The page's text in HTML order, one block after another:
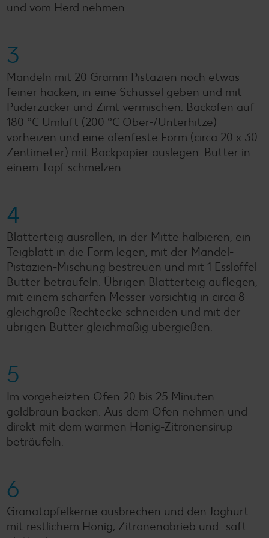
und vom Herd nehmen.
3
Mandeln mit 20 Gramm Pistazien noch etwas
feiner hacken, in eine Schüssel geben und mit
Puderzucker und Zimt vermischen. Backofen auf
180 °C Umluft (200 °C Ober-/Unterhitze)
vorheizen und eine ofenfeste Form (circa 20 x 30
Zentimeter) mit Backpapier auslegen. Butter in
einem Topf schmelzen.
4
Blätterteig ausrollen, in der Mitte halbieren, ein
Teigblatt in die Form legen, mit der Mandel-
Pistazien-Mischung bestreuen und mit 1 Esslöffel
Butter beträufeln. Übrigen Blätterteig auflegen,
mit einem scharfen Messer vorsichtig in circa 8
gleichgroße Rechtecke schneiden und mit der
übrigen Butter gleichmäßig übergießen.
5
Im vorgeheizten Ofen 20 bis 25 Minuten
goldbraun backen. Aus dem Ofen nehmen und
direkt mit dem warmen Honig-Zitronensirup
beträufeln.
6
Granatapfelkerne ausbrechen und den Joghurt
mit restlichem Honig, Zitronenabrieb und -saft